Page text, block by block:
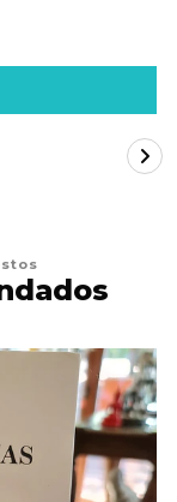
CARRO